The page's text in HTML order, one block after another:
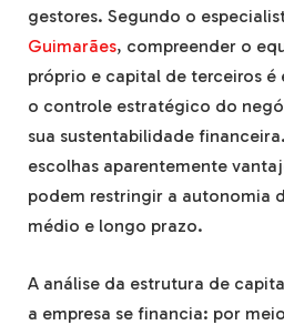
gestores. Segundo o
Guimarães, compreender o
próprio e capital de terceiros é
o controle estratégico do
sua sustentabilidade
escolhas aparentemente
podem restringir a autonomia
médio e longo prazo.
A análise da estrutura de
a empresa se financia: por